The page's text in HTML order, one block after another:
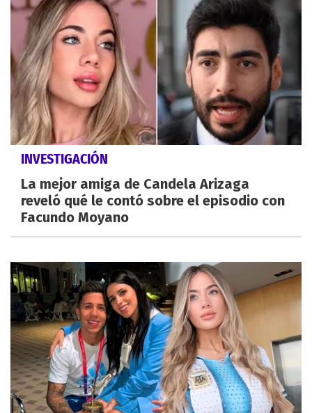
INVESTIGACIÓN
La mejor amiga de Candela Arizaga
reveló qué le contó sobre el episodio con
Facundo Moyano